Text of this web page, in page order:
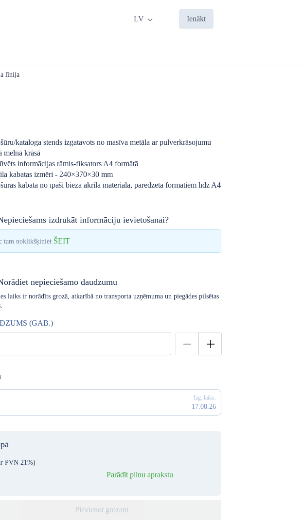
LV Ienākt
līnija
kataloga stends izgatavots no masīva metāla ar pulverkrāsojumu
melnā krāsā
informācijas rāmis-fiksators A4 formātā
kabatas izmēri - 240×370×30 mm
kabata no īpaši bieza akrila materiāla, paredzēta formātiem līdz A4
izdrukāt informāciju ievietošanai?
tam noklikšķiniet ŠEIT
nepieciešamo daudzumu
laiks ir norādīts grozā, atkarībā no transporta uzņēmuma un piegādes pilsētas
(GAB.)
Izg. laiks.
17.08.26
PVN 21%)
Parādīt pilnu aprakstu
Pievienot grozam